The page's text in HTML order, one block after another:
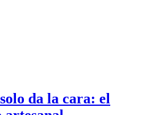
da la cara: el